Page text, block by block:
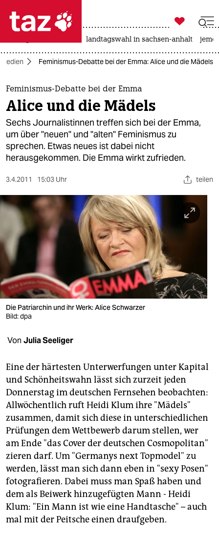
 taz zahl ich
taz zahl ich
themen
politik
öko
gesellschaft
kultur
sport
berlin
nord
wahrheit
verlag
verlag
shop
fragen & hilfe
unterstützen
abo
genossenschaft
epaper login

taz zahl ich
landtagswahl in sachsen-anhalt
Medien Feminismus-Debatte bei der Emma: Alice und die Mädels
Feminismus-Debatte bei der Emma
Alice und die Mädels
Sechs Journalistinnen treffen sich bei der Emma,
um über "neuen" und "alten" Feminismus zu
sprechen. Etwas neues ist dabei nicht
herausgekommen. Die Emma wirkt zufrieden.
3.4.2011 15:03 Uhr teilen
Die Patriarchin und ihr Werk: Alice Schwarzer
Bild: dpa
Von Julia Seeliger
Eine der härtesten Unterwerfungen unter Kapital
und Schönheitswahn lässt sich zurzeit jeden
Donnerstag im deutschen Fernsehen beobachten:
Allwöchentlich ruft Heidi Klum ihre "Mädels"
zusammen, damit sich diese in unterschiedlichen
Prüfungen dem Wettbewerb darum stellen, wer
am Ende "das Cover der deutschen Cosmopolitan"
zieren darf. Um "Germanys next Topmodel" zu
werden, lässt man sich dann eben in "sexy Posen"
fotografieren. Dabei muss man Spaß haben und
dem als Beiwerk hinzugefügten Mann - Heidi
Klum: "Ein Mann ist wie eine Handtasche" – auch
mal mit der Peitsche einen draufgeben.